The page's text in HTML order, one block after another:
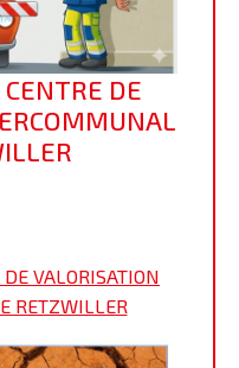
DE
VALORISATION
RETZWILLER